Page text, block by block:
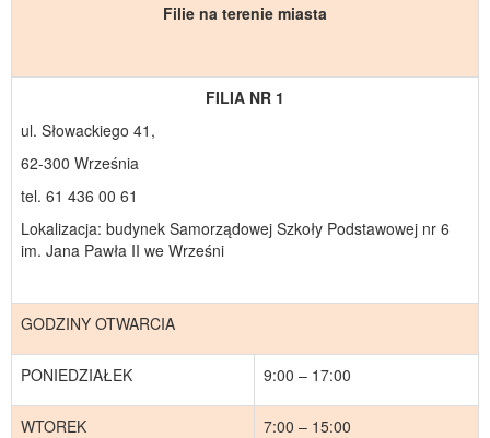
Filie na terenie miasta
FILIA NR 1
ul. Słowackiego 41,
62-300 Września
tel. 61 436 00 61
Lokalizacja: budynek Samorządowej Szkoły Podstawowej nr 6
im. Jana Pawła II we Wrześni
GODZINY OTWARCIA
PONIEDZIAŁEK 9:00 – 17:00
WTOREK 7:00 – 15:00